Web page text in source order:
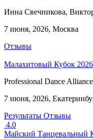
Инна Свечникова,
7 июня, 2026, Москва
Отзывы
Малахитовый Кубок 2026
Professional Dance
7 июня, 2026,
Результаты Отзывы
4.0
Майский Танцевальный